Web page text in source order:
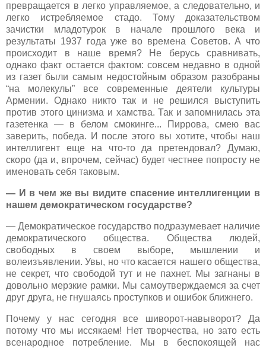
превращается в легко управляемое, а следовательно, и
легко истребляемое стадо. Тому доказательством
зачистки младотурок в начале прошлого века и
результаты 1937 года уже во времена Советов. А что
происходит в наше время? Не берусь сравнивать,
однако факт остается фактом: совсем недавно в одной
из газет были самым недостойным образом разобраны
“на молекулы” все современные деятели культуры
Армении. Однако никто так и не решился выступить
против этого цинизма и хамства. Так и запомнилась эта
газетенка — в белом смокинге... Пиррова, смею вас
заверить, победа. И после этого вы хотите, чтобы наш
интеллигент еще на что-то да претендовал? Думаю,
скоро (да и, впрочем, сейчас) будет честнее попросту не
именовать себя таковым.
— И в чем же вы видите спасение интеллигенции в
нашем демократическом государстве?
— Демократическое государство подразумевает наличие
демократического общества. Общества людей,
свободных в своем выборе, мышлении и
волеизъявлении. Увы, но что касается нашего общества,
не секрет, что свободой тут и не пахнет. Мы загнаны в
довольно мерзкие рамки. Мы самоутверждаемся за счет
друг друга, не гнушаясь проступков и ошибок ближнего.
Почему у нас сегодня все шиворот-навыворот? Да
потому что мы иссякаем! Нет творчества, но зато есть
всенародное потребление. Мы в беспокоящей нас